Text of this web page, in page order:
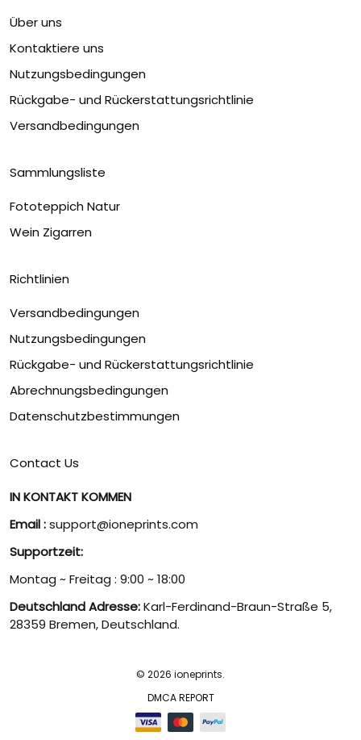
Über uns
Kontaktiere uns
Nutzungsbedingungen
Rückgabe- und Rückerstattungsrichtlinie
Versandbedingungen
Sammlungsliste
Fototeppich Natur
Wein Zigarren
Richtlinien
Versandbedingungen
Nutzungsbedingungen
Rückgabe- und Rückerstattungsrichtlinie
Abrechnungsbedingungen
Datenschutzbestimmungen
Contact Us
IN KONTAKT KOMMEN
Email :support@ioneprints.com
Supportzeit:
Montag ~ Freitag : 9:00 ~ 18:00
Deutschland Adresse:Karl-Ferdinand-Braun-Straße 5,
28359 Bremen, Deutschland.
© 2026 ioneprints.
DMCA REPORT